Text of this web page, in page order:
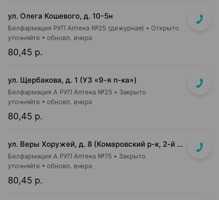
ул. Олега Кошевого, д. 10-5н
Белфармация РУП Аптека №25 (дежурная) Открыто
80,45 р.
уточняйте обновл. вчера
ул. Щербакова, д. 1 (УЗ «9-я п-ка»)
Белфармация А РУП Аптека №25 Закрыто
80,45 р.
уточняйте обновл. вчера
ул. Веры Хоружей, д. 8 (Комаровский р-к, 2-й этаж)
Белфармация А РУП Аптека №75 Закрыто
80,45 р.
уточняйте обновл. вчера